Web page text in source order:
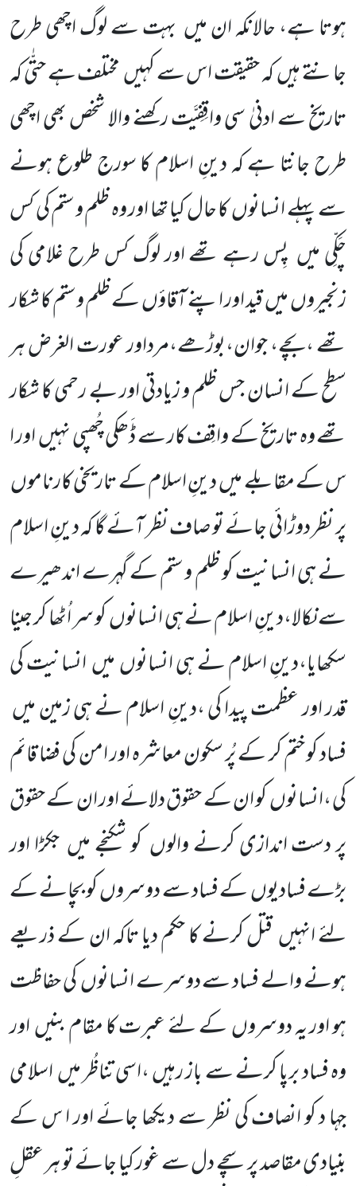
ہوتا ہے، حالانکہ ان میں بہت سے لوگ اچھی طرح
جانتے ہیںکہ حقیقت اس سے کہیںمختلف ہے حتّٰی کہ
تاریخ سے ادنیٰ سی واقِفِیَّت رکھنے والا شخص بھی اچھی
طرح جانتا ہے کہ دینِ اسلام کا سورج طلوع ہونے
سے پہلے انسانوںکا حال کیا تھا اور وہ ظلم و ستم کی کس
چَکِّی میں پِس رہے تھے اور لوگ کس طرح غلامی کی
زنجیروںمیںقید اور اپنے آقاؤںکے ظلم و ستم کا شکار
تھے ،بچے، جوان،بوڑھے،مرداور عورت الغرض ہر
سطح کے انسان جس ظلم و زیادتی اور بے رحمی کا شکار
تھے وہ تاریخ کے واقِف کار سے ڈَھکی چُھپی نہیںاور ا
س کے مقابلے میںدینِ اسلام کے تاریخی کارناموں
پر نظر دوڑائی جائے تو صاف نظر آئے گا کہ دینِ اسلام
نے ہی انسانیت کو ظلم و ستم کے گہرے اندھیرے
سے نکالا،دینِ اسلام نے ہی انسانوںکو سر اُٹھا کر جینا
سکھایا،دینِ اسلام نے ہی انسانوںمیںانسانیت کی
قدر اور عظمت پیدا کی ،دینِ اسلام نے ہی زمین میں
فساد کوختم کر کے پُر سکون معاشرہ اور امن کی فضا قائم
کی ،انسانوںکو ان کے حقوق دلائے اور ان کے حقوق
پر دست اندازی کرنے والوں کو شکنجے میںجکڑا اور
بڑے فسادیوںکے فساد سے دوسروںکو بچانے کے
لئے انہیںقتل کرنے کا حکم دیا تاکہ ان کے ذریعے
ہونے والے فساد سے دوسرے انسانوںکی حفاظت
ہو اور یہ دوسروںکے لئے عبرت کا مقام بنیںاور
وہ فساد برپا کرنے سے باز رہیں ،اسی تناظُر میںاسلامی
جہا د کو انصاف کی نظر سے دیکھا جائے اور ا س کے
بنیادی مقاصد پر سچے دل سے غور کیا جائے تو ہر عقلِ